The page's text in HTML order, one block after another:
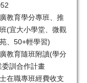
教育學分專班、推
(宜大小學堂、微觀
、50+輕學習)
班附讀(學分
訓合作計畫
班經費收支